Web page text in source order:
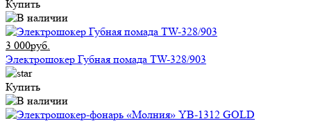
Купить
3 000руб.
Электрошокер Губная помада TW-328/903
Купить